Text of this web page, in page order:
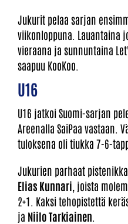
Jukurit pelaa sarjan
viikonloppuna. Lauantaina
vieraana ja sunnuntaina
saapuu KooKoo.
U16
U16 jatkoi Suomi-sarjan
Areenalla SaiPaa vastaan.
tuloksena oli tiukka 7-6-
Jukurien parhaat
Elias Kunnari , joista
2+1. Kaksi tehopistettä
ja Niilo Tarkiainen